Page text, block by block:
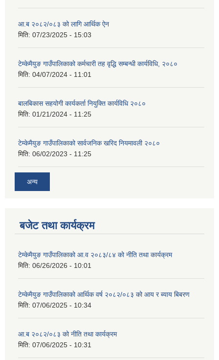
आ.ब २०८२/०८३ को लागि आर्थिक ऐन
मिति: 07/23/2025 - 15:03
टेम्केमैयुङ गाउँपालिकाको कर्मचारी तह वृद्धि सम्बन्धी कार्यविधि, २०८०
मिति: 04/07/2024 - 11:01
बालबिकास सहयोगी कार्यकर्ता नियुक्ति कार्यविधि २०८०
मिति: 01/21/2024 - 11:25
टेम्केमैयुङ गाउँपालिकाको सार्वजनिक खरिद नियमावली २०८०
मिति: 06/02/2023 - 11:25
अन्य
बजेट तथा कार्यक्रम
टेम्केमैयुङ गाउँपालिकाको आ.व २०८३/८४ को नीति तथा कार्यक्रम
मिति: 06/26/2026 - 10:01
टेम्केमैयुङ गाउँपालिकाको आर्थिक वर्ष २०८२/०८३ को आय र ब्याय बिबरण
मिति: 07/06/2025 - 10:34
आ.ब २०८२/०८३ को नीति तथा कार्यक्रम
मिति: 07/06/2025 - 10:31